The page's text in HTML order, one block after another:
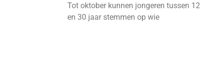
Tot oktober kunnen jongeren tussen 12
en 30 jaar stemmen op wie